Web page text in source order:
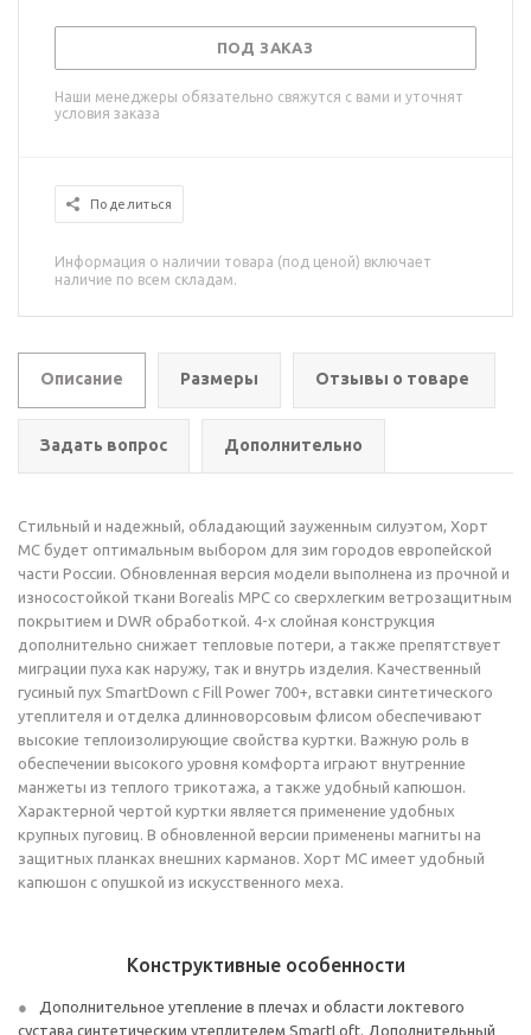
ПОД ЗАКАЗ
Наши менеджеры обязательно свяжутся с вами и уточнят
условия заказа
Поделиться
Информация о наличии товара (под ценой) включает
наличие по всем складам.
Описание Размеры Отзывы о товаре
Задать вопрос Дополнительно
Стильный и надежный, обладающий зауженным силуэтом, Хорт
МС будет оптимальным выбором для зим городов европейской
части России. Обновленная версия модели выполнена из прочной и
износостойкой ткани Borealis MPC со сверхлегким ветрозащитным
покрытием и DWR обработкой. 4-х слойная конструкция
дополнительно снижает тепловые потери, а также препятствует
миграции пуха как наружу, так и внутрь изделия. Качественный
гусиный пух SmartDown c Fill Power 700+, вставки синтетического
утеплителя и отделка длинноворсовым флисом обеспечивают
высокие теплоизолирующие свойства куртки. Важную роль в
обеспечении высокого уровня комфорта играют внутренние
манжеты из теплого трикотажа, а также удобный капюшон.
Характерной чертой куртки является применение удобных
крупных пуговиц. В обновленной версии применены магниты на
защитных планках внешних карманов. Хорт МС имеет удобный
капюшон с опушкой из искусственного меха.
Конструктивные особенности
Дополнительное утепление в плечах и области локтевого
сустава синтетическим утеплителем SmartLoft. Дополнительный